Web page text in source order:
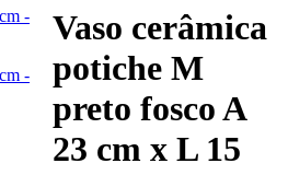
Vaso cerâmica
potiche M
preto fosco A
23 cm x L 15